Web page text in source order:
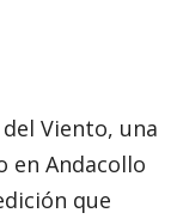
Viento, una
en Andacollo
que